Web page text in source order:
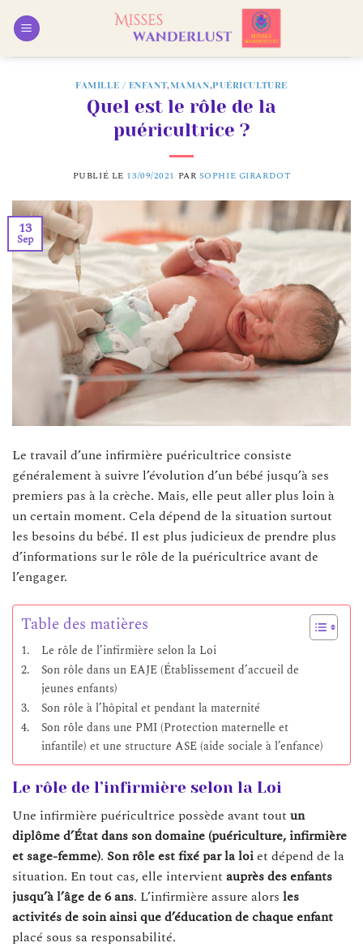
FAMILLE / ENFANT,MAMAN,PUÉRICULTURE
Quel est le rôle de la
puéricultrice ?
PUBLIÉ LE 13/09/2021 PAR SOPHIE GIRARDOT
13
Sep
Le travail d’une infirmière puéricultrice consiste
généralement à suivre l’évolution d’un bébé jusqu’à ses
premiers pas à la crèche. Mais, elle peut aller plus loin à
un certain moment. Cela dépend de la situation surtout
les besoins du bébé. Il est plus judicieux de prendre plus
d’informations sur le rôle de la puéricultrice avant de
l’engager.
Table des matières
Le rôle de l’infirmière selon la Loi
Son rôle dans un EAJE (Établissement d’accueil de
jeunes enfants)
Son rôle à l’hôpital et pendant la maternité
Son rôle dans une PMI (Protection maternelle et
infantile) et une structure ASE (aide sociale à l’enfance)
Le rôle de l’infirmière selon la Loi
Une infirmière puéricultrice possède avant tout un
diplôme d’État dans son domaine (puériculture, infirmière
et sage-femme). Son rôle est fixé par la loiet dépend de la
situation. En tout cas, elle intervient auprès des enfants
jusqu’à l’âge de 6 ans. L’infirmière assure alors les
activités de soinainsi que d’éducation de chaque enfant
placé sous sa responsabilité.